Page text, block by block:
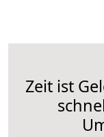
Zeit ist